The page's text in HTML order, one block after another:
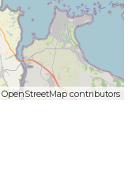
OpenStreetMap contributors